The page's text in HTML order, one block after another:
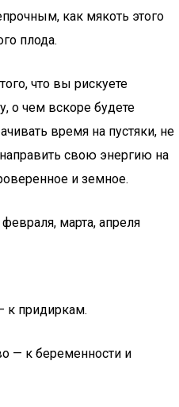
как мякоть этого
плода.
что вы рискуете
о чем вскоре будете
время на пустяки, не
свою энергию на
и земное.
марта, апреля
к придиркам.
— к беременности и